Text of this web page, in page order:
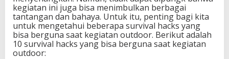
H
a
c
k
s
kegiatan ini juga bisa menimbulkan berbagai
tantangan dan bahaya. Untuk itu, penting bagi kita
untuk mengetahui beberapa survival hacks yang
bisa berguna saat kegiatan outdoor. Berikut adalah
10 survival hacks yang bisa berguna saat kegiatan
outdoor: